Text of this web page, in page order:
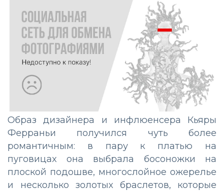
Образ дизайнера и инфлюенсера Кьяры
Ферраньи получился чуть более
романтичным: в пару к платью на
пуговицах она выбрала босоножки на
плоской подошве, многослойное ожерелье
и несколько золотых браслетов, которые